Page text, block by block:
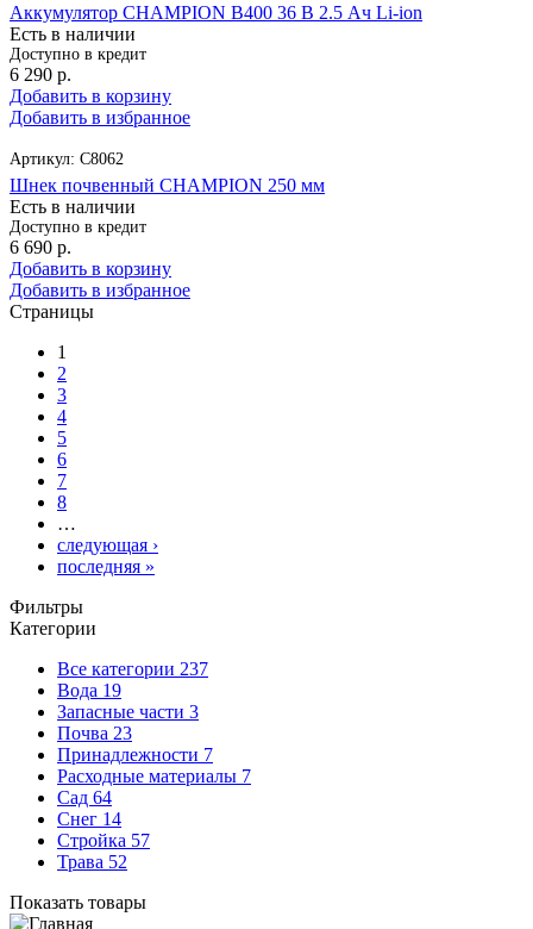
Аккумулятор CHAMPION B400 36 В 2.5 Ач Li-ion
Есть в наличии
Доступно в кредит
6 290 р.
Добавить в корзину
Добавить в избранное
Артикул: C8062
Шнек почвенный CHAMPION 250 мм
Есть в наличии
Доступно в кредит
6 690 р.
Добавить в корзину
Добавить в избранное
Страницы
1
2
3
4
5
6
7
8
…
следующая ›
последняя »
Фильтры
Категории
Все категории 237
Вода 19
Запасные части 3
Почва 23
Принадлежности 7
Расходные материалы 7
Сад 64
Снег 14
Стройка 57
Трава 52
Показать товары